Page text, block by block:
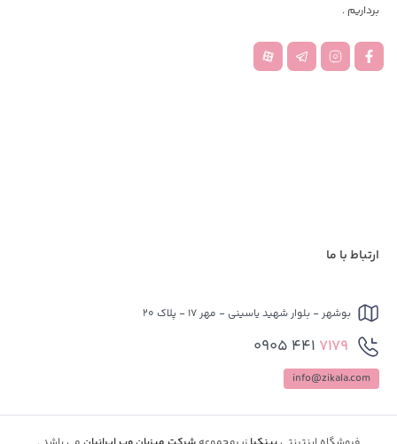
برداریم .
ارتباط با ما
بوشهر - بلوار شهید یاسینی - مهر 17 - پلاک 20
7179
info@zikala.com